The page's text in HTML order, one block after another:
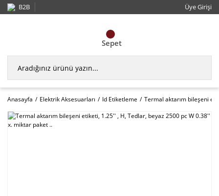
B2B Üye Girişi
Sepet
Anasayfa Elektrik Aksesuarları Id Etiketleme Termal aktarım bileşeni